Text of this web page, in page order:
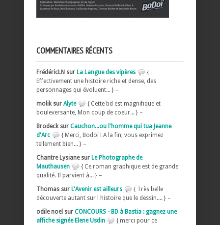
COMMENTAIRES RÉCENTS
FrédéricLN sur La Langue des vipères
{
Effectivement une histoire riche et dense, des
personnages qui évoluent... } –
molik sur Alyte
{ Cette bd est magnifique et
bouleversante, Mon coup de coeur... } –
Brodeck sur Cauchon...ou l'homme qui tua Jeanne
d'Arc
{ Merci, Bodoï ! A la fin, vous exprimez
tellement bien... } –
Chantre Lysiane sur Le Photographe de
Mauthausen
{ Ce roman graphique est de grande
qualité. Il parvient à... } –
Thomas sur L'Avenir est ailleurs
{ Très belle
découverte autant sur l histoire que le dessin.... } –
odile noel sur CONCOURS - BD à Bastia : gagnez une
affiche signée Elene Usdin
{ merci pour ce